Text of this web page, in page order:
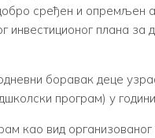
сређен и
инвестиционог плана
боравак деце
програм) у
као вид